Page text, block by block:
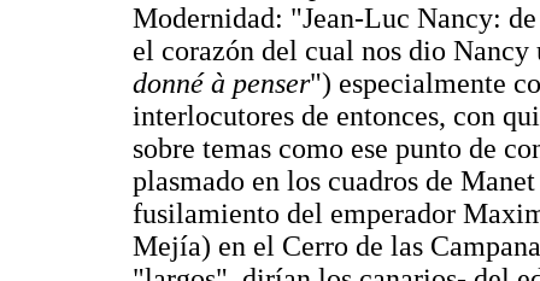
Modernidad: "Jean-Luc Nancy:
el corazón del cual nos dio
donné à penser") especialmente
interlocutores de entonces, con
sobre temas como ese punto de
plasmado en los cuadros de
fusilamiento del emperador
Mejía) en el Cerro de las